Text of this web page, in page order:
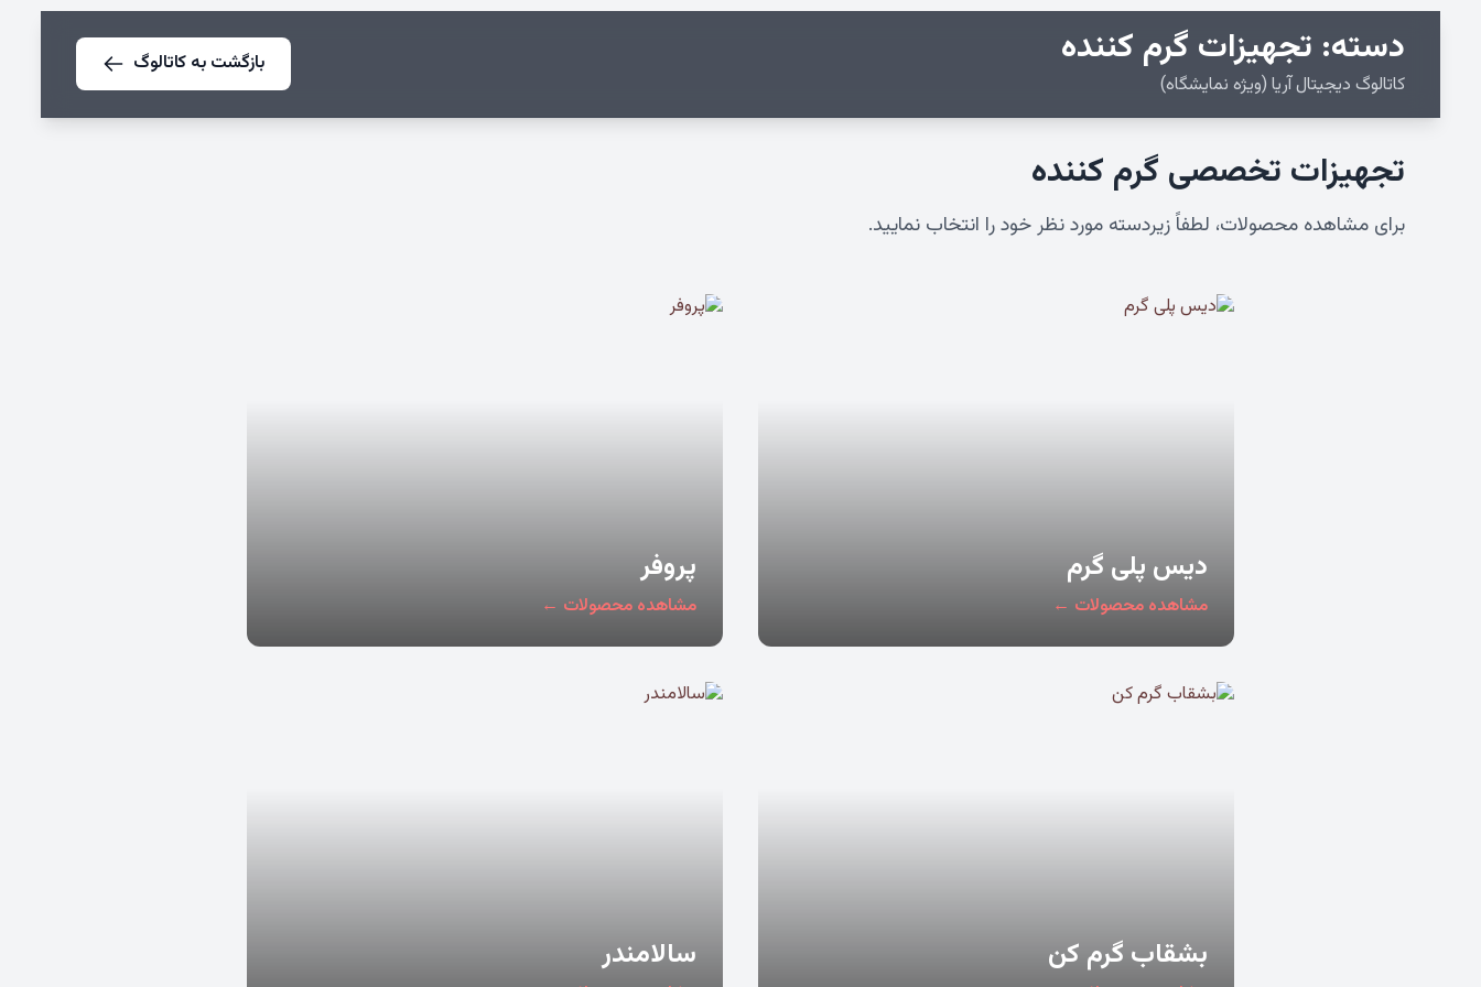
دسته: تجهیزات گرم کننده
کاتالوگ دیجیتال آریا (ویژه نمایشگاه)
بازگشت به کاتالوگ
تجهیزات تخصصی گرم کننده
برای مشاهده محصولات، لطفاً زیردسته مورد نظر خود را انتخاب نمایید.
دیس پلی گرم
مشاهده محصولات ←
پروفر
مشاهده محصولات ←
بشقاب گرم کن سالامندر